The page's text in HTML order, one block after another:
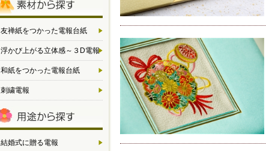
友禅紙をつかった電報台紙
浮かび上がる立体感～３D電報
和紙をつかった電報台紙
刺繍電報
結婚式に贈る電報